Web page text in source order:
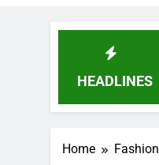
HEADLINES
Digital Entertainment
Home Fashion